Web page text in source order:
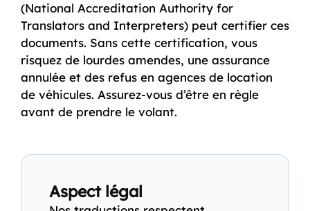
(National Accreditation Authority for
Translators and Interpreters) peut certifier ces
documents. Sans cette certification, vous
risquez de lourdes amendes, une assurance
annulée et des refus en agences de location
de véhicules. Assurez-vous d’être en règle
avant de prendre le volant.
Aspect légal